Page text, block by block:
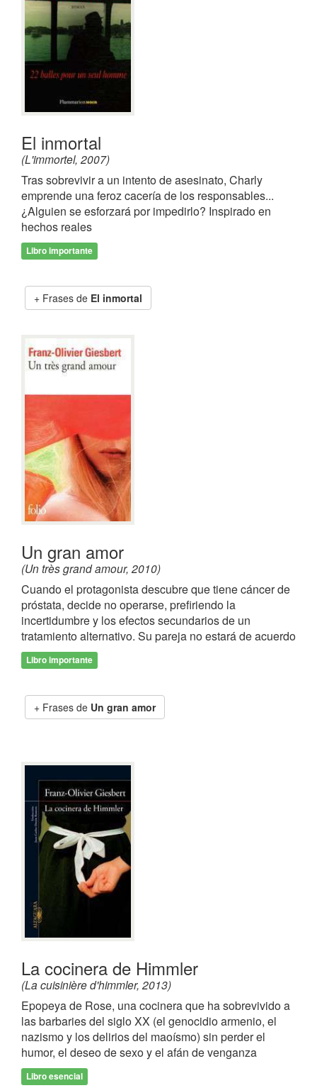
El inmortal
(L'immortel, 2007)
Tras sobrevivir a un intento de asesinato, Charly
emprende una feroz cacería de los responsables...
¿Alguien se esforzará por impedirlo? Inspirado en
hechos reales
Libro importante
Frases de El inmortal
Un gran amor
(Un très grand amour, 2010)
Cuando el protagonista descubre que tiene cáncer de
próstata, decide no operarse, prefiriendo la
incertidumbre y los efectos secundarios de un
tratamiento alternativo. Su pareja no estará de acuerdo
Libro importante
Frases de Un gran amor
La cocinera de Himmler
(La cuisinière d'himmler, 2013)
Epopeya de Rose, una cocinera que ha sobrevivido a
las barbaries del siglo XX (el genocidio armenio, el
nazismo y los delirios del maoísmo) sin perder el
humor, el deseo de sexo y el afán de venganza
Libro esencial